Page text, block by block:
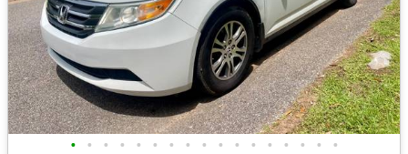
• • • • • • • • • • • • • • • • •